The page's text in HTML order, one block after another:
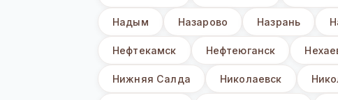
Надым Назарово Назрань
Нефтекамск Нефтеюганск
Нижняя Салда Николаевск